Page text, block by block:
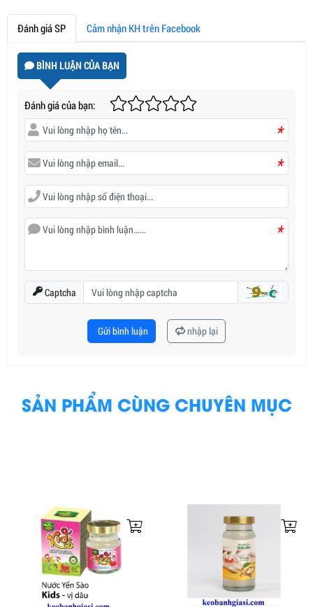
Đánh giá SP Cảm nhận KH trên Facebook
BÌNH LUẬN CỦA BẠN
Đánh giá của bạn:
*
*
*
Captcha
Gửi bình luận nhập lại
SẢN PHẨM CÙNG CHUYÊN MỤC